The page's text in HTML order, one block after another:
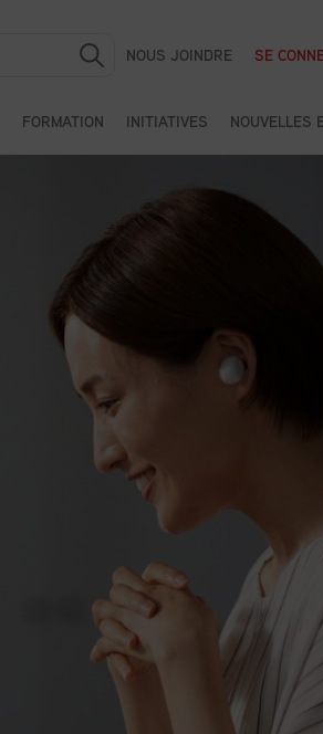
FORMATION INITIATIVES NOUVELLES
NOUS JOINDRE SE